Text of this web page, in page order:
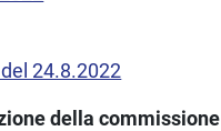
24.8.2022
della commissione